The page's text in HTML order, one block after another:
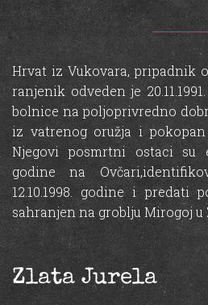
Hrvat iz Vukovara, pripadnik
ranjenik odveden je
bolnice na poljoprivredno
iz vatrenog oružja i pokopan
Njegovi posmrtni ostaci su
godine na
12.10.1998. godine i predati
sahranjen na groblju Mirogoj u
Zlata Jurela